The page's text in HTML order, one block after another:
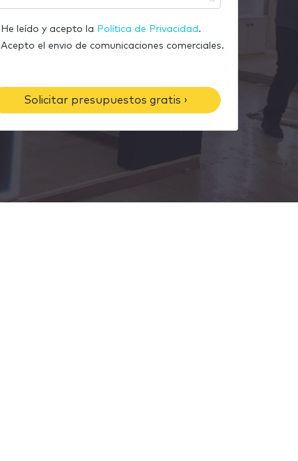
He leído y acepto la Política de Privacidad .
Acepto el envio de comunicaciones comerciales.
Solicitar presupuestos gratis ›